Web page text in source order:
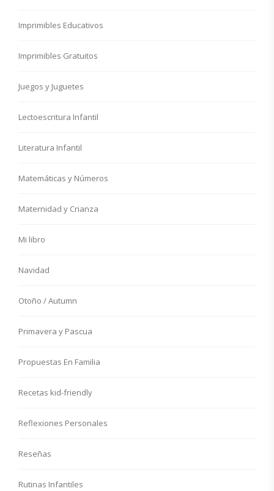
Imprimibles Educativos
Imprimibles Gratuitos
Juegos y Juguetes
Lectoescritura Infantil
Literatura Infantil
Matemáticas y Números
Maternidad y Crianza
Mi libro
Navidad
Otoño / Autumn
Primavera y Pascua
Propuestas En Familia
Recetas kid-friendly
Reflexiones Personales
Reseñas
Rutinas Infantiles